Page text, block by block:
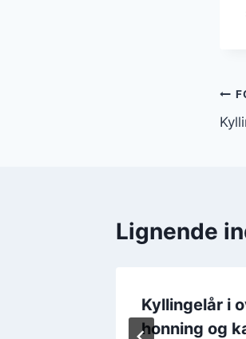
Lignende
Kyllingelår i
honning og